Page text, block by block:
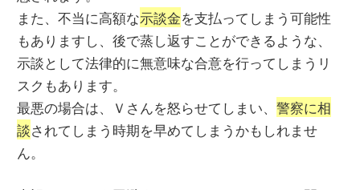
また、不当に高額な示談金を支払ってしまう可能性
もありますし、後で蒸し返すことができるような、
示談として法律的に無意味な合意を行ってしまうリ
スクもあります。
最悪の場合は、Ｖさんを怒らせてしまい、警察に相
談されてしまう時期を早めてしまうかもしれませ
ん。